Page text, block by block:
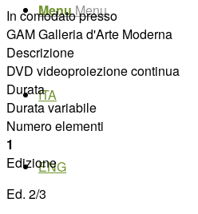
Menu Menu
ITA
ENG
In comodato presso
GAM Galleria d'Arte Moderna
Descrizione
DVD videoproiezione continua
Durata
Durata variabile
Numero elementi
1
Edizione
Ed. 2/3